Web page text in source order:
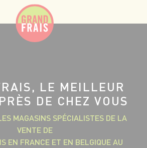
LE MEILLEUR
DE CHEZ VOUS
MAGASINS SPÉCIALISTES DE LA
VENTE DE
EN FRANCE ET EN BELGIQUE AU